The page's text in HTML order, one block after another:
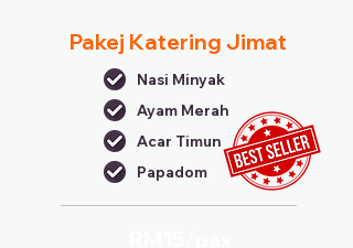
Pakej Katering Jimat
Nasi Minyak
Ayam Merah
Acar Timun
Papadom